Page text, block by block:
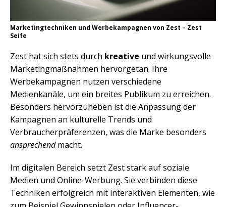
Marketingtechniken und Werbekampagnen von Zest – Zest
Seife
Zest hat sich stets durch kreative und wirkungsvolle
Marketingmaßnahmen hervorgetan. Ihre
Werbekampagnen nutzen verschiedene
Medienkanäle, um ein breites Publikum zu erreichen.
Besonders hervorzuheben ist die Anpassung der
Kampagnen an kulturelle Trends und
Verbraucherpräferenzen, was die Marke besonders
ansprechendmacht.
Im digitalen Bereich setzt Zest stark auf soziale
Medien und Online-Werbung. Sie verbinden diese
Techniken erfolgreich mit interaktiven Elementen, wie